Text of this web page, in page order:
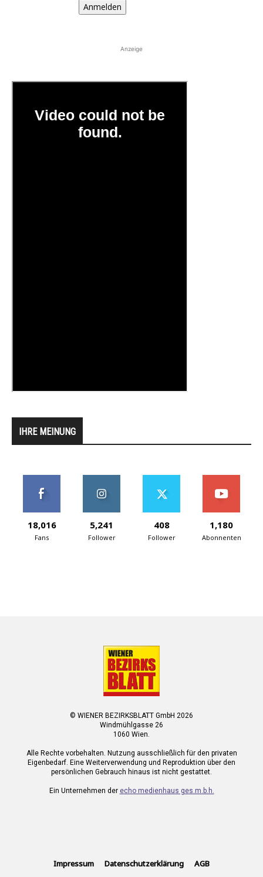
Anmelden
Anzeige
IHRE MEINUNG
18,016
Fans
5,241
Follower
408
Follower
1,180
Abonnenten
© WIENER BEZIRKSBLATT GmbH 2026
Windmühlgasse 26
1060 Wien.
Alle Rechte vorbehalten. Nutzung ausschließlich für den privaten
Eigenbedarf. Eine Weiterverwendung und Reproduktion über den
persönlichen Gebrauch hinaus ist nicht gestattet.
Ein Unternehmen der echo medienhaus ges.m.b.h.
Impressum Datenschutzerklärung AGB